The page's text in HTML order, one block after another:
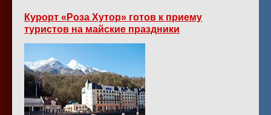
Курорт «Роза Хутор» готов к приему
туристов на майские праздники